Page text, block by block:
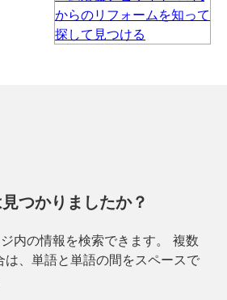
つかりましたか？
内の情報を検索できます。 複数
は、単語と単語の間をスペースで